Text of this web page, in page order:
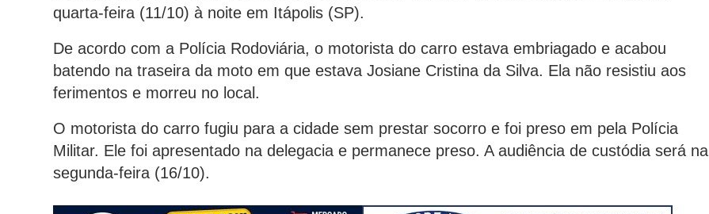
quarta-feira (11/10) à noite em Itápolis (SP).
De acordo com a Polícia Rodoviária, o motorista do carro estava embriagado e acabou
batendo na traseira da moto em que estava Josiane Cristina da Silva. Ela não resistiu aos
ferimentos e morreu no local.
O motorista do carro fugiu para a cidade sem prestar socorro e foi preso em pela Polícia
Militar. Ele foi apresentado na delegacia e permanece preso. A audiência de custódia será na
segunda-feira (16/10).